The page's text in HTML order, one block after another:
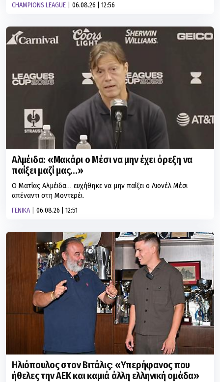
CHAMPIONS LEAGUE 06.08.26 | 12:56
Αλμέιδα: «Μακάρι ο Μέσι να μην έχει όρεξη να
παίξει μαζί μας…»
Ο Ματίας Αλμέιδα… ευχήθηκε να μην παίξει ο Λιονέλ Μέσι
απέναντι στη Μοντερέι.
ΓΕΝΙΚΑ 06.08.26 | 12:51
Ηλιόπουλος στον Βιτάλις: «Υπερήφανος που
ήθελες την ΑΕΚ και καμιά άλλη ελληνική ομάδα»